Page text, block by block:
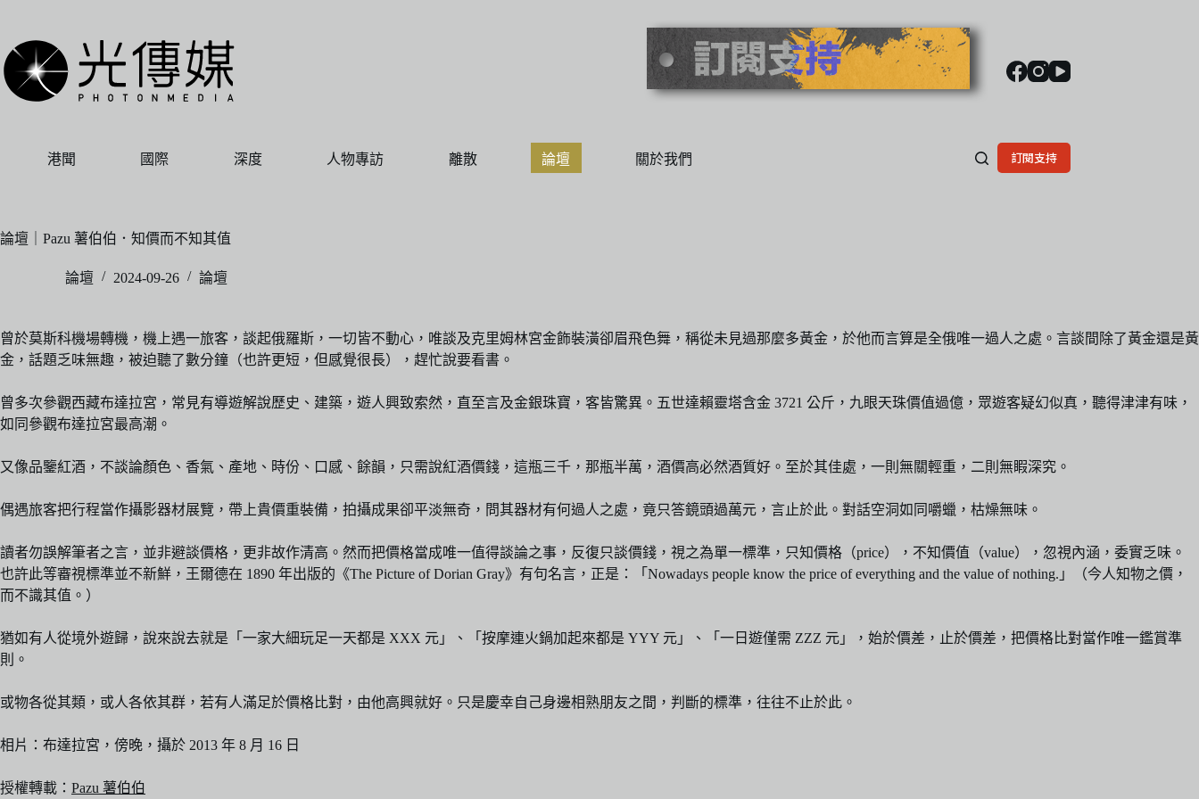
主
要
內
港聞 國際 深度 人物專訪 離散 論壇 關於我們 訂閱支持
論壇｜Pazu 薯伯伯．知價而不知其值
論壇 2024-09-26 論壇
曾於莫斯科機場轉機，機上遇一旅客，談起俄羅斯，一切皆不動心，唯談及克里姆林宮金飾裝潢卻眉飛色舞，稱從未見過那麼多黃金，於他而言算是全俄唯一過人之處。言談間除了黃金還是黃
金，話題乏味無趣，被迫聽了數分鐘（也許更短，但感覺很長），趕忙說要看書。
曾多次參觀西藏布達拉宮，常見有導遊解說歷史、建築，遊人興致索然，直至言及金銀珠寶，客皆驚異。五世達賴靈塔含金 3721 公斤，九眼天珠價值過億，眾遊客疑幻似真，聽得津津有味，
如同參觀布達拉宮最高潮。
又像品鑒紅酒，不談論顏色、香氣、產地、時份、口感、餘韻，只需說紅酒價錢，這瓶三千，那瓶半萬，酒價高必然酒質好。至於其佳處，一則無關輕重，二則無睱深究。
偶遇旅客把行程當作攝影器材展覽，帶上貴價重裝備，拍攝成果卻平淡無奇，問其器材有何過人之處，竟只答鏡頭過萬元，言止於此。對話空洞如同嚼蠟，枯燥無味。
讀者勿誤解筆者之言，並非避談價格，更非故作清高。然而把價格當成唯一值得談論之事，反復只談價錢，視之為單一標準，只知價格（price），不知價值（value），忽視內涵，委實乏味。
也許此等審視標準並不新鮮，王爾德在 1890 年出版的《The Picture of Dorian Gray》有句名言，正是：「Nowadays people know the price of everything and the value of nothing.」（今人知物之價，
而不識其值。）
猶如有人從境外遊歸，說來說去就是「一家大細玩足一天都是 XXX 元」、「按摩連火鍋加起來都是 YYY 元」、「一日遊僅需 ZZZ 元」，始於價差，止於價差，把價格比對當作唯一鑑賞準
則。
或物各從其類，或人各依其群，若有人滿足於價格比對，由他高興就好。只是慶幸自己身邊相熟朋友之間，判斷的標準，往往不止於此。
相片：布達拉宮，傍晚，攝於 2013 年 8 月 16 日
授權轉載： Pazu 薯伯伯